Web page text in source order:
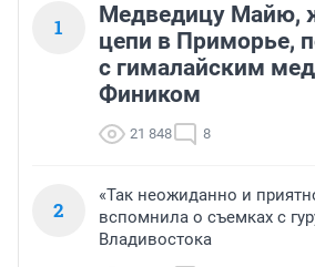
1
Медведицу Майю,
цепи в Приморье,
с гималайским
Фиником
21 848 8
2
«Так неожиданно и
вспомнила о съемках с
Владивостока